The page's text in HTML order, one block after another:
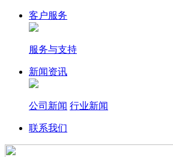
客户服务
服务与支持
新闻资讯
公司新闻 行业新闻
联系我们